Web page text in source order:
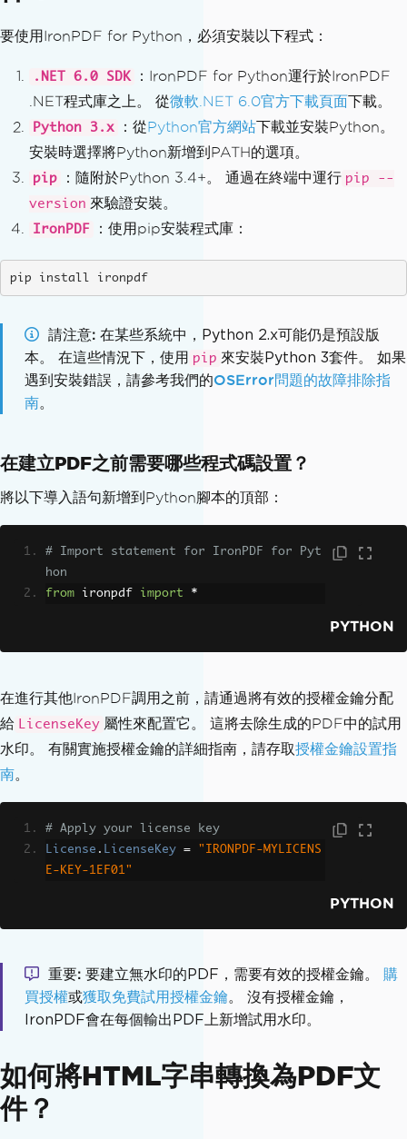
要使用IronPDF for Python，必須安裝以下程式：
.NET 6.0 SDK
：IronPDF for Python運行於IronPDF
.NET程式庫之上。 從微軟.NET 6.0官方下載頁面下載。
Python 3.x ：從Python官方網站下載並安裝Python。
安裝時選擇將Python新增到PATH的選項。
pip ：隨附於Python 3.4+。 通過在終端中運行 pip --
version 來驗證安裝。
IronPDF ：使用pip安裝程式庫：
pip install ironpdf
請注意 在某些系統中，Python 2.x可能仍是預設版
本。 在這些情況下，使用 pip 來安裝Python 3套件。 如果
遇到安裝錯誤，請參考我們的OSError問題的故障排除指
南。
在建立PDF之前需要哪些程式碼設置？
將以下導入語句新增到Python腳本的頂部：
# Import statement for IronPDF for Pyt
hon
from ironpdf import *
PYTHON
在進行其他IronPDF調用之前，請通過將有效的授權金鑰分配
給 LicenseKey 屬性來配置它。 這將去除生成的PDF中的試用
水印。 有關實施授權金鑰的詳細指南，請存取授權金鑰設置指
南。
# Apply your license key
License . LicenseKey =
"IRONPDF-MYLICENS
E-KEY-1EF01"
PYTHON
重要 要建立無水印的PDF，需要有效的授權金鑰。 購
買授權或獲取免費試用授權金鑰。 沒有授權金鑰，
IronPDF會在每個輸出PDF上新增試用水印。
如何將HTML字串轉換為PDF文
件？